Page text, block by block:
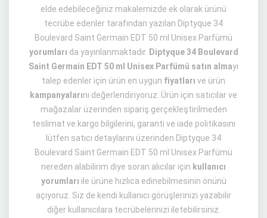
elde edebileceğiniz makalemizde ek olarak ürünü
tecrübe edenler tarafından yazılan Diptyque 34
Boulevard Saint Germain EDT 50 ml Unisex Parfümü
yorumları da yayınlanmaktadır. Diptyque 34 Boulevard
Saint Germain EDT 50 ml Unisex Parfümü satın almayı
talep edenler için ürün en uygun fiyatları ve ürün
kampanyalarını değerlendiriyoruz. Ürün için satıcılar ve
mağazalar üzerinden sipariş gerçekleştirilmeden
teslimat ve kargo bilgilerini, garanti ve iade politikasını
lütfen satıcı detaylarını üzerinden Diptyque 34
Boulevard Saint Germain EDT 50 ml Unisex Parfümü
nereden alabilirim diye soran alıcılar için kullanıcı
yorumları ile ürüne hızlıca edinebilmesinin önünü
açıyoruz. Siz de kendi kullanıcı görüşlerinizi yazabilir
diğer kullanıcılara tecrübelerinizi iletebilirsiniz.